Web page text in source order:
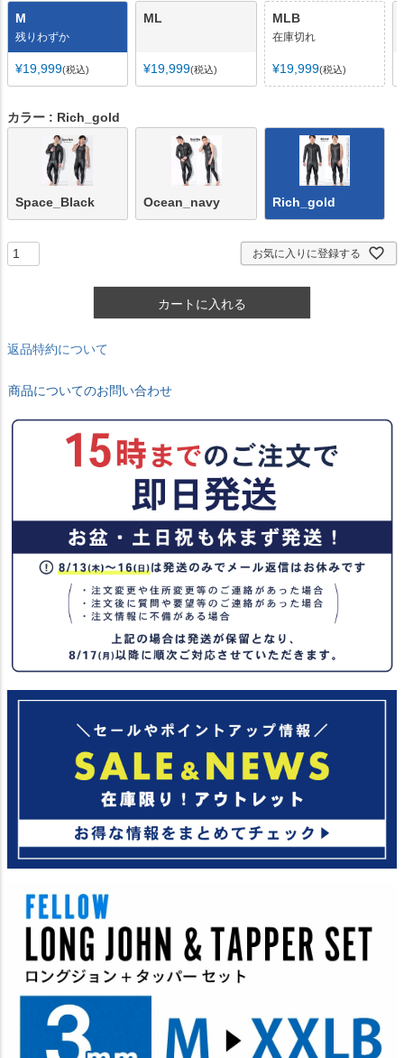
M
残りわずか
¥19,999 税込
ML
¥19,999 税込
MLB
在庫切れ
¥19,999 税込
カラー Rich_gold
Space_Black Ocean_navy Rich_gold
お気に入りに登録する
カートに入れる
返品特約について
商品についてのお問い合わせ